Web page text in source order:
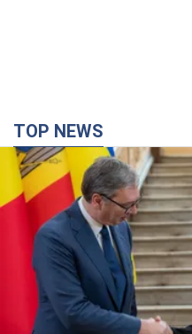
TOP NEWS